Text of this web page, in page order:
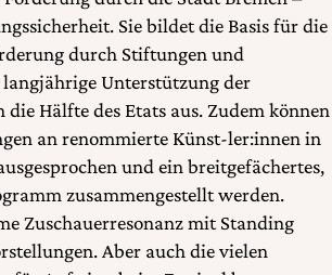
Sie bildet die Basis für die
durch Stiftungen und
Unterstützung der
Hälfte des Etats aus. Zudem können
an renommierte Künst-ler:innen in
und ein breitgefächertes,
zusammengestellt werden.
Zuschauerresonanz mit Standing
Aber auch die vielen